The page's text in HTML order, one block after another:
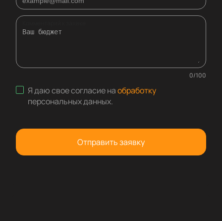
0/100
Я даю свое согласие наобработку
персональных данных.
Отправить заявку